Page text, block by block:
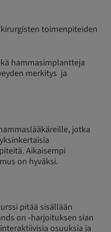
toimenpiteiden
hammasimplantteja
merkitys ja
jotka
Aikaisempi
on hyväksi.
pitää sisällään
on -harjoituksen sian
osuuksia ja